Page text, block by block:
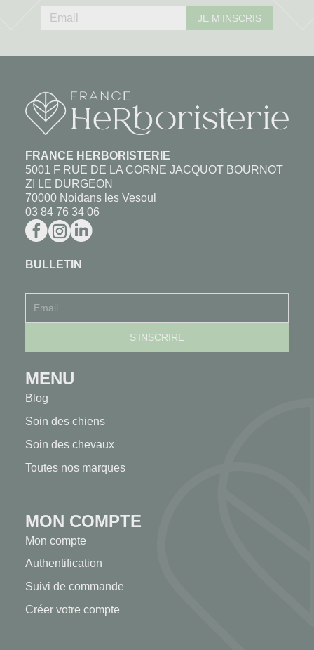
JE M'INSCRIS
FRANCE HERBORISTERIE
5001 F RUE DE LA CORNE JACQUOT BOURNOT
ZI LE DURGEON
70000 Noidans les Vesoul
03 84 76 34 06
BULLETIN
MENU
Blog
Soin des chiens
Soin des chevaux
Toutes nos marques
MON COMPTE
Mon compte
Authentification
Suivi de commande
Créer votre compte